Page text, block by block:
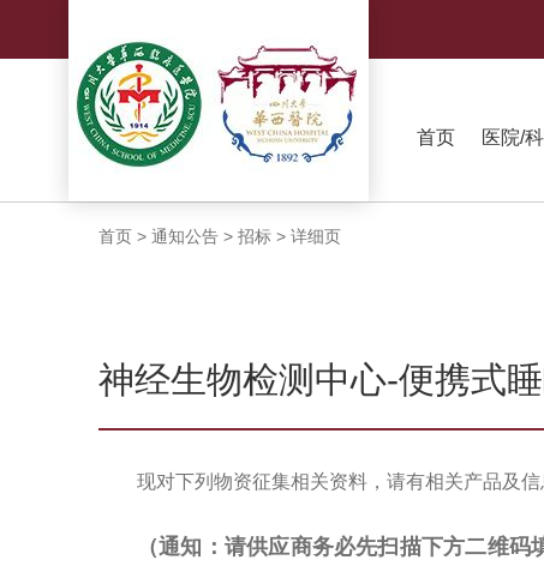
首页 医院/
首页 > 通知公告 > 招标 > 详细页
神经生物检测中心-便携式
现对下列物资征集相关资料，请有相关产品及
（通知：请供应商务必先扫描下方二维